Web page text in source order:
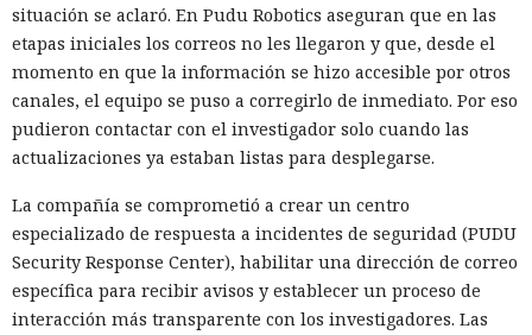
situación se aclaró. En Pudu Robotics aseguran que en las
etapas iniciales los correos no les llegaron y que, desde el
momento en que la información se hizo accesible por otros
canales, el equipo se puso a corregirlo de inmediato. Por eso
pudieron contactar con el investigador solo cuando las
actualizaciones ya estaban listas para desplegarse.
La compañía se comprometió a crear un centro
especializado de respuesta a incidentes de seguridad (PUDU
Security Response Center), habilitar una dirección de correo
específica para recibir avisos y establecer un proceso de
interacción más transparente con los investigadores. Las